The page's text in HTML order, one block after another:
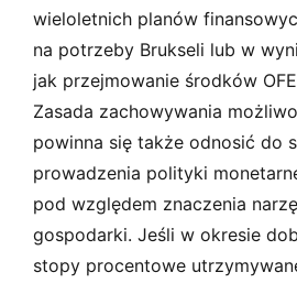
wieloletnich planów
na potrzeby Brukseli lub w
jak przejmowanie środków
Zasada zachowywania
powinna się także odnosić do
prowadzenia polityki
pod względem znaczenia
gospodarki. Jeśli w okresie
stopy procentowe